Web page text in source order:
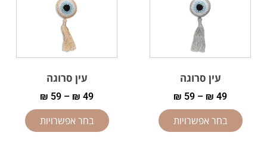
עין סרוגה
₪ 49
–
₪ 59
בחר אפשרויות
עין סרוגה
₪ 49
–
₪ 59
בחר אפשרויות